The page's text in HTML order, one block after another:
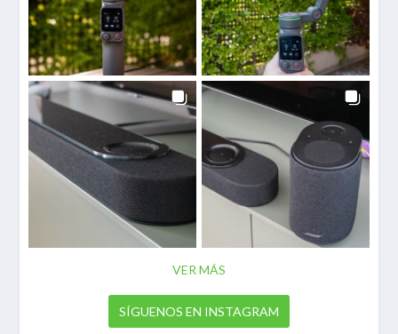
VER MÁS
SÍGUENOS EN INSTAGRAM